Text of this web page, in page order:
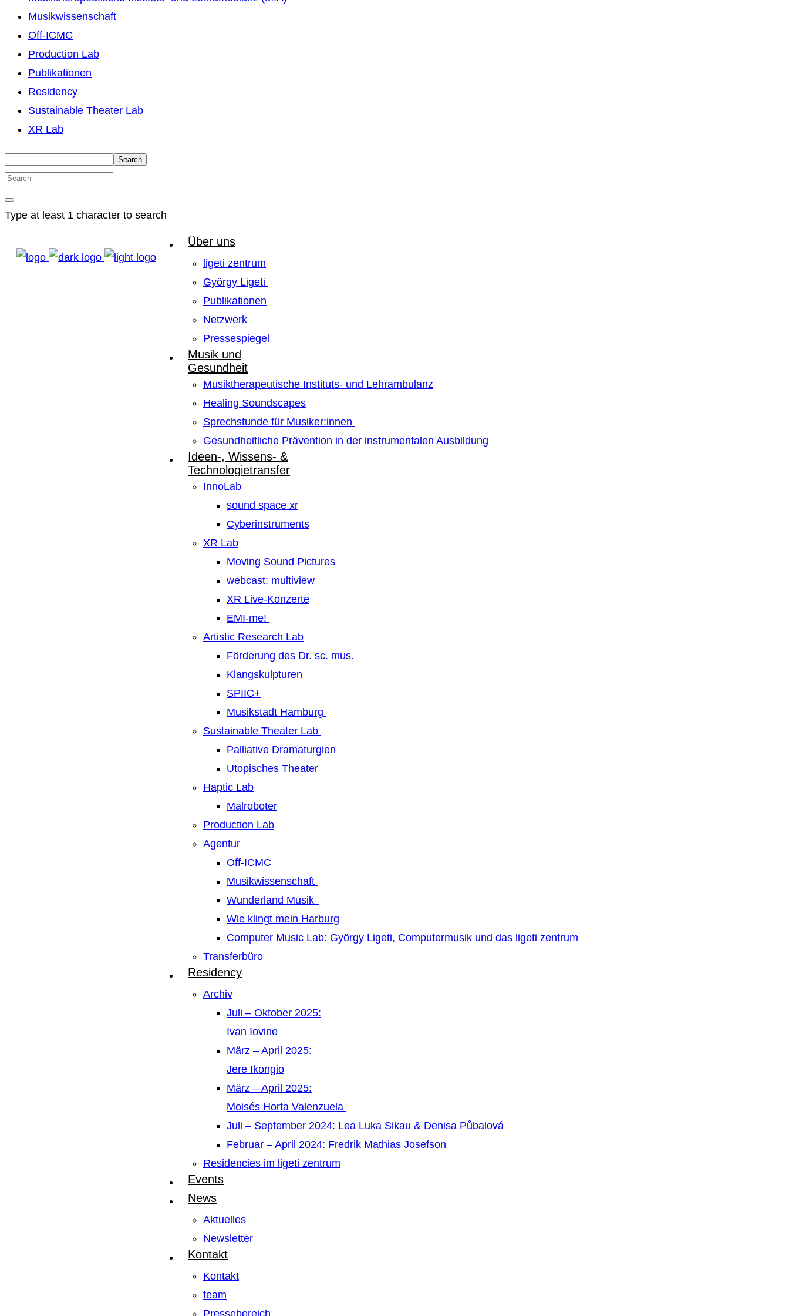
Musikwissenschaft
Off-ICMC
Production Lab
Publikationen
Residency
Sustainable Theater Lab
XR Lab
Search
Type at least 1 character to search
Über uns
ligeti zentrum
György Ligeti
Publikationen
Netzwerk
Pressespiegel
Musik und
Gesundheit
Musiktherapeutische Instituts- und Lehrambulanz
Healing Soundscapes
Sprechstunde für Musiker:innen
Gesundheitliche Prävention in der instrumentalen Ausbildung
Ideen-, Wissens- &
Technologietransfer
InnoLab
sound space xr
Cyberinstruments
XR Lab
Moving Sound Pictures
webcast: multiview
XR Live-Konzerte
EMI-me!
Artistic Research Lab
Förderung des Dr. sc. mus.
Klangskulpturen
SPIIC+
Musikstadt Hamburg
Sustainable Theater Lab
Palliative Dramaturgien
Utopisches Theater
Haptic Lab
Malroboter
Production Lab
Agentur
Off-ICMC
Musikwissenschaft
Wunderland Musik
Wie klingt mein Harburg
Computer Music Lab: György Ligeti, Computermusik und das ligeti zentrum
Transferbüro
Residency
Archiv
Juli – Oktober 2025:
Ivan Iovine
März – April 2025:
Jere Ikongio
März – April 2025:
Moisés Horta Valenzuela
Juli – September 2024: Lea Luka Sikau & Denisa Půbalová
Februar – April 2024: Fredrik Mathias Josefson
Residencies im ligeti zentrum
Events
News
Aktuelles
Newsletter
Kontakt
Kontakt
team
Pressebereich